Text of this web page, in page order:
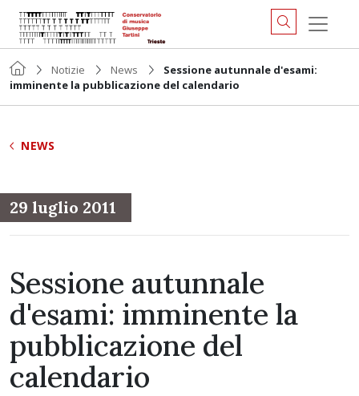
Notizie News
Sessione autunnale d'esami:
imminente la pubblicazione del calendario
NEWS
29 luglio 2011
Sessione autunnale
d'esami: imminente la
pubblicazione del
calendario